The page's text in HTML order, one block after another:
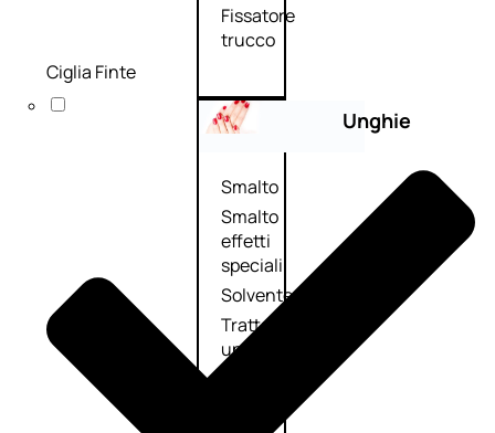
Fissatore
trucco
Unghie
Smalto
Smalto
effetti
speciali
Solvente
Trattamenti
unghie
Ciglia Finte